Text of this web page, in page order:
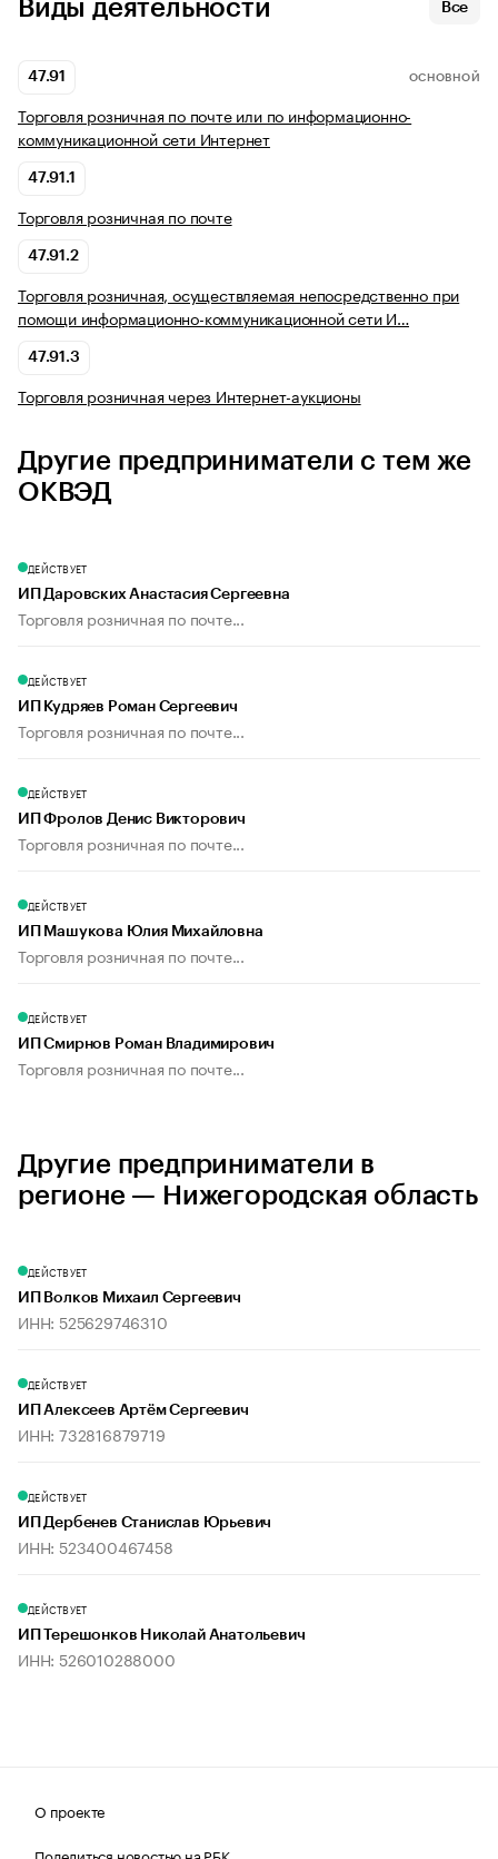
Виды деятельности Все
47.91 ОСНОВНОЙ
Торговля розничная по почте или по информационно-
коммуникационной сети Интернет
47.91.1
Торговля розничная по почте
47.91.2
Торговля розничная, осуществляемая непосредственно при
помощи информационно-коммуникационной сети И…
47.91.3
Торговля розничная через Интернет-аукционы
Другие предприниматели с тем же
ОКВЭД
ДЕЙСТВУЕТ
ИП Даровских Анастасия Сергеевна
Торговля розничная по почте...
ДЕЙСТВУЕТ
ИП Кудряев Роман Сергеевич
Торговля розничная по почте...
ДЕЙСТВУЕТ
ИП Фролов Денис Викторович
Торговля розничная по почте...
ДЕЙСТВУЕТ
ИП Машукова Юлия Михайловна
Торговля розничная по почте...
ДЕЙСТВУЕТ
ИП Смирнов Роман Владимирович
Торговля розничная по почте...
Другие предприниматели в
регионе — Нижегородская область
ДЕЙСТВУЕТ
ИП Волков Михаил Сергеевич
ИНН: 525629746310
ДЕЙСТВУЕТ
ИП Алексеев Артём Сергеевич
ИНН: 732816879719
ДЕЙСТВУЕТ
ИП Дербенев Станислав Юрьевич
ИНН: 523400467458
ДЕЙСТВУЕТ
ИП Терешонков Николай Анатольевич
ИНН: 526010288000
О проекте